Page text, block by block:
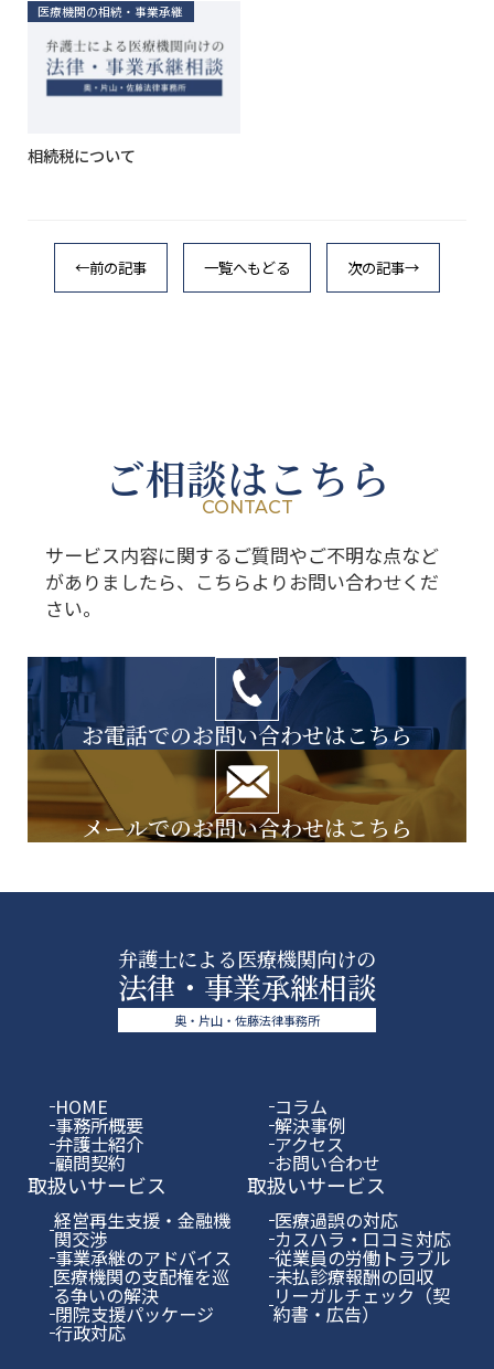
医療機関の相続・事業承継
相続税について
←前の記事 一覧へもどる 次の記事→
ご相談はこちら
CONTACT
サービス内容に関するご質問やご不明な点など
がありましたら、こちらよりお問い合わせくだ
さい。
お電話でのお問い合わせはこちら
メールでのお問い合わせはこちら
弁護士による医療機関向けの
法律・事業承継相談
奥・片山・佐藤法律事務所
HOME
事務所概要
弁護士紹介
顧問契約
コラム
解決事例
アクセス
お問い合わせ
取扱いサービス
経営再生支援・金融機
関交渉
事業承継のアドバイス
医療機関の支配権を巡
る争いの解決
閉院支援パッケージ
行政対応
取扱いサービス
医療過誤の対応
カスハラ・口コミ対応
従業員の労働トラブル
未払診療報酬の回収
リーガルチェック（契
約書・広告）